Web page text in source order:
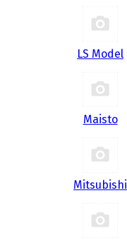
LS Model
Maisto
Mitsubishi